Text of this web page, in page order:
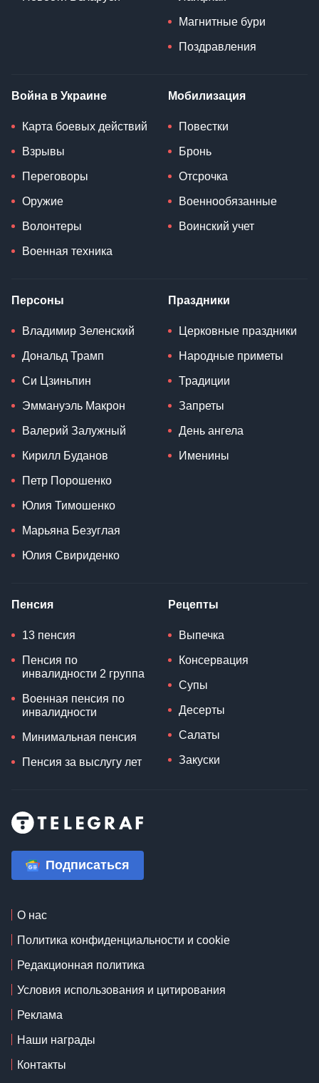
Магнитные бури
Поздравления
Война в Украине
Карта боевых действий
Взрывы
Переговоры
Оружие
Волонтеры
Военная техника
Мобилизация
Повестки
Бронь
Отсрочка
Военнообязанные
Воинский учет
Персоны
Владимир Зеленский
Дональд Трамп
Си Цзиньпин
Эммануэль Макрон
Валерий Залужный
Кирилл Буданов
Петр Порошенко
Юлия Тимошенко
Марьяна Безуглая
Юлия Свириденко
Праздники
Церковные праздники
Народные приметы
Традиции
Запреты
День ангела
Именины
Пенсия
13 пенсия
Пенсия по
инвалидности 2 группа
Военная пенсия по
инвалидности
Минимальная пенсия
Пенсия за выслугу лет
Рецепты
Выпечка
Консервация
Супы
Десерты
Салаты
Закуски
Подписаться
О нас
Политика конфиденциальности и cookie
Редакционная политика
Условия использования и цитирования
Реклама
Наши награды
Контакты